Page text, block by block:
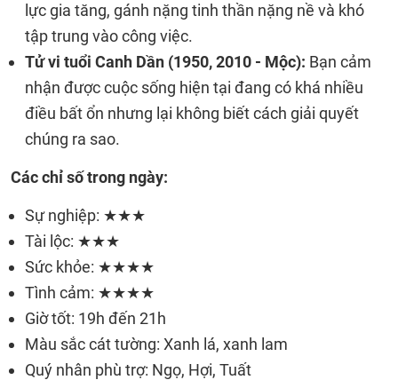
lực gia tăng, gánh nặng tinh thần nặng nề và khó
tập trung vào công việc.
Tử vi tuổi Canh Dần (1950, 2010 - Mộc): Bạn cảm
nhận được cuộc sống hiện tại đang có khá nhiều
điều bất ổn nhưng lại không biết cách giải quyết
chúng ra sao.
Các chỉ số trong ngày:
Sự nghiệp: ★★★
Tài lộc: ★★★
Sức khỏe: ★★★★
Tình cảm: ★★★★
Giờ tốt: 19h đến 21h
Màu sắc cát tường: Xanh lá, xanh lam
Quý nhân phù trợ: Ngọ, Hợi, Tuất